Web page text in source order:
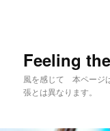
Feeling
風を感じて 本ページ
張とは異なります。